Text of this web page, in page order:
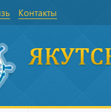
Контакты